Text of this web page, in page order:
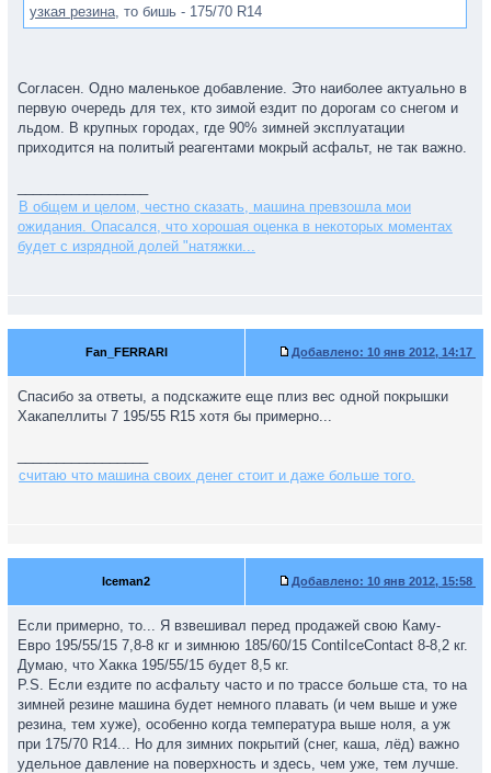
узкая резина, то бишь - 175/70 R14
Согласен. Одно маленькое добавление. Это наиболее актуально в
первую очередь для тех, кто зимой ездит по дорогам со снегом и
льдом. В крупных городах, где 90% зимней эксплуатации
приходится на политый реагентами мокрый асфальт, не так важно.
В общем и целом, честно сказать, машина превзошла мои
ожидания. Опасался, что хорошая оценка в некоторых моментах
будет с изрядной долей "натяжки...
Fan_FERRARI Добавлено: 10 янв 2012, 14:17
Спасибо за ответы, а подскажите еще плиз вес одной покрышки
Хакапеллиты 7 195/55 R15 хотя бы примерно...
считаю что машина своих денег стоит и даже больше того.
Iceman2 Добавлено: 10 янв 2012, 15:58
Если примерно, то... Я взвешивал перед продажей свою Каму-
Евро 195/55/15 7,8-8 кг и зимнюю 185/60/15 ContiIceContact 8-8,2 кг.
Думаю, что Хакка 195/55/15 будет 8,5 кг.
P.S. Если ездите по асфальту часто и по трассе больше ста, то на
зимней резине машина будет немного плавать (и чем выше и уже
резина, тем хуже), особенно когда температура выше ноля, а уж
при 175/70 R14... Но для зимних покрытий (снег, каша, лёд) важно
удельное давление на поверхность и здесь, чем уже, тем лучше.